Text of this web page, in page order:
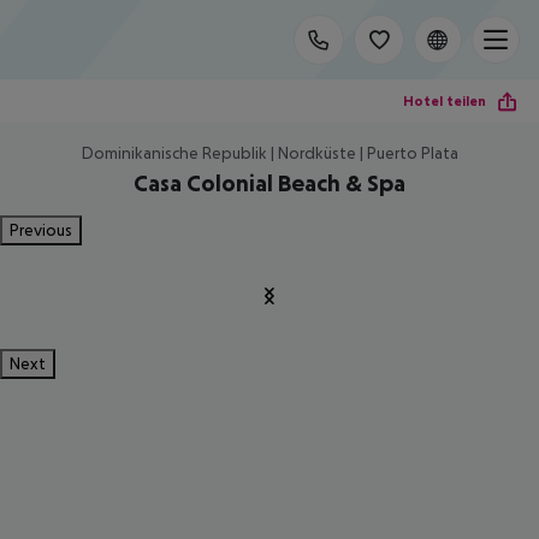
Hotel teilen
Dominikanische Republik | Nordküste | Puerto Plata
Casa Colonial Beach & Spa
Previous
Next